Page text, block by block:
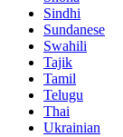
Sindhi
Sundanese
Swahili
Tajik
Tamil
Telugu
Thai
Ukrainian